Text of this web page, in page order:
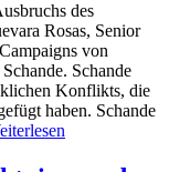
des
Rosas, Senior
von
Schande
Konflikts, die
haben. Schande